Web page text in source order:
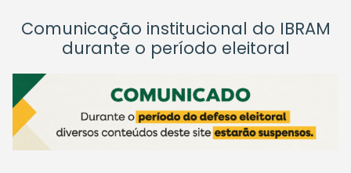
Comunicação institucional do IBRAM
durante o período eleitoral